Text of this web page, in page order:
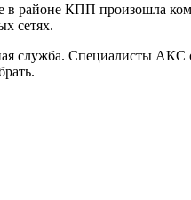
в районе КПП произошла
сетях.
служба. Специалисты АКС